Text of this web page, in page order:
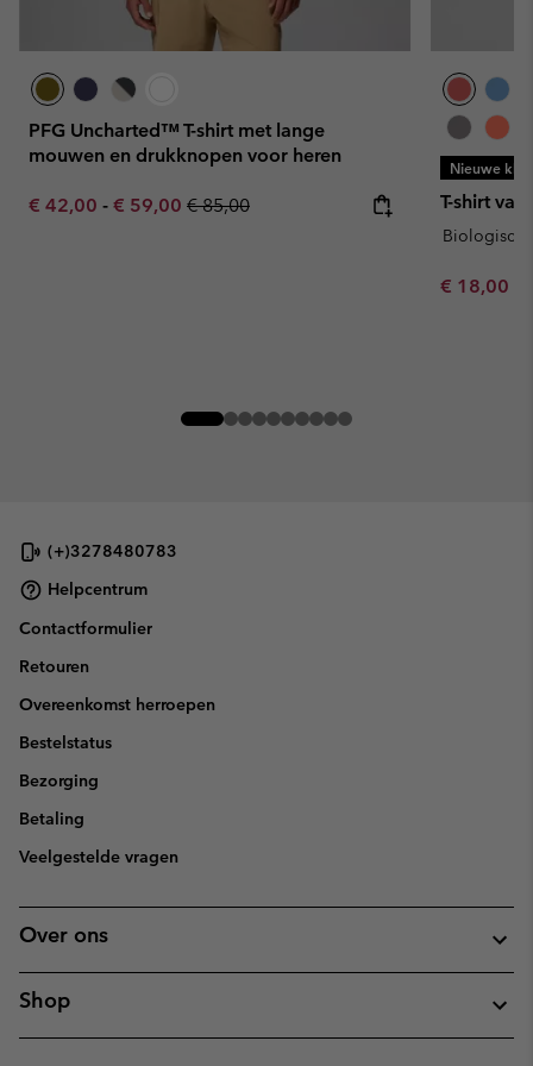
PFG Uncharted™ T-shirt met lange
mouwen en drukknopen voor heren
Minimum sale price:
€ 42,00 - Maximum sale price:
€ 59,00 Regular price:
€ 85,00
Nieuwe
T-shirt
Biologisch
Minimum
€ 18,00
(+)3278480783
Helpcentrum
Contactformulier
Retouren
Overeenkomst herroepen
Bestelstatus
Bezorging
Betaling
Veelgestelde vragen
Over ons
Shop